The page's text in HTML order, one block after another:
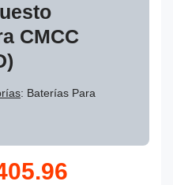
CMCC
: Baterías Para